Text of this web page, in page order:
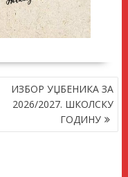
ИЗБОР УЏБЕНИКА ЗА
2026/2027. ШКОЛСКУ
ГОДИНУ